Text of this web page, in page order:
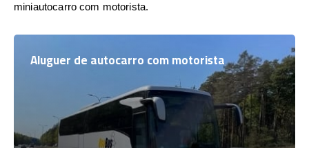
miniautocarro com motorista.
Aluguer de autocarro com motorista